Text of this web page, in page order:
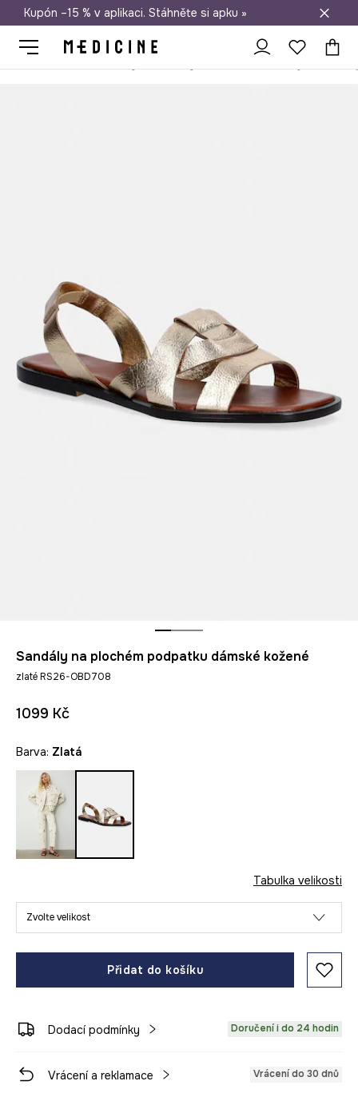
Doprava zdarma při nákupu nad 1 200 Kč
Kupón –15 % v aplikaci. Stáhněte si apku »
Sandály na plochém podpatku dámské kožené
zlaté RS26-OBD708
1099 Kč
Barva: zlatá
Tabulka velikosti
Zvolte velikost
Přidat do košíku
Dodací podmínky Doručení i do 24 hodin
Vrácení a reklamace Vrácení do 30 dnů